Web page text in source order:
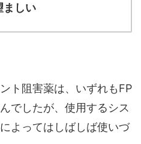
ましい
ト阻害薬は、いずれもFP
でしたが、使用するシス
よってはしばしば使いづ